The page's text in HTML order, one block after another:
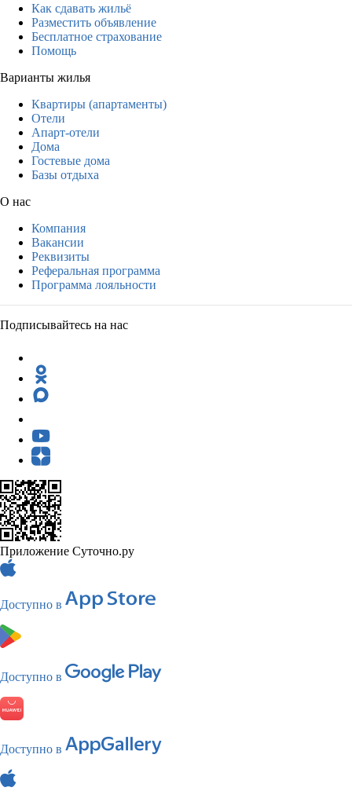
Как сдавать жильё
Разместить объявление
Бесплатное страхование
Помощь
Варианты жилья
Квартиры (апартаменты)
Отели
Апарт-отели
Дома
Гостевые дома
Базы отдыха
О нас
Компания
Вакансии
Реквизиты
Реферальная программа
Программа лояльности
Подписывайтесь на нас
Приложение Суточно.ру
Доступно в
Доступно в
Доступно в